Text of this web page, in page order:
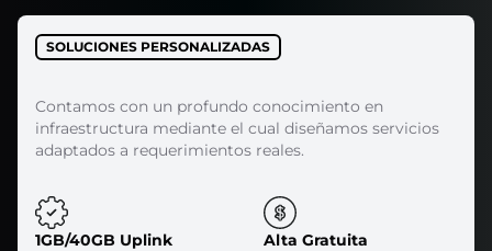
SOLUCIONES PERSONALIZADAS
Contamos con un profundo conocimiento en
infraestructura mediante el cual diseñamos servicios
adaptados a requerimientos reales.
1GB/40GB Uplink
Alta Gratuita